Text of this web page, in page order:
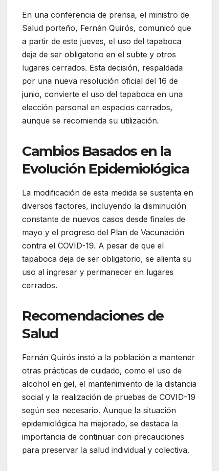
En una conferencia de prensa, el ministro de
Salud porteño, Fernán Quirós, comunicó que
a partir de este jueves, el uso del tapaboca
deja de ser obligatorio en el subte y otros
lugares cerrados. Esta decisión, respaldada
por una nueva resolución oficial del 16 de
junio, convierte el uso del tapaboca en una
elección personal en espacios cerrados,
aunque se recomienda su utilización.
Cambios Basados en la
Evolución Epidemiológica
La modificación de esta medida se sustenta en
diversos factores, incluyendo la disminución
constante de nuevos casos desde finales de
mayo y el progreso del Plan de Vacunación
contra el COVID-19. A pesar de que el
tapaboca deja de ser obligatorio, se alienta su
uso al ingresar y permanecer en lugares
cerrados.
Recomendaciones de
Salud
Fernán Quirós instó a la población a mantener
otras prácticas de cuidado, como el uso de
alcohol en gel, el mantenimiento de la distancia
social y la realización de pruebas de COVID-19
según sea necesario. Aunque la situación
epidemiológica ha mejorado, se destaca la
importancia de continuar con precauciones
para preservar la salud individual y colectiva.